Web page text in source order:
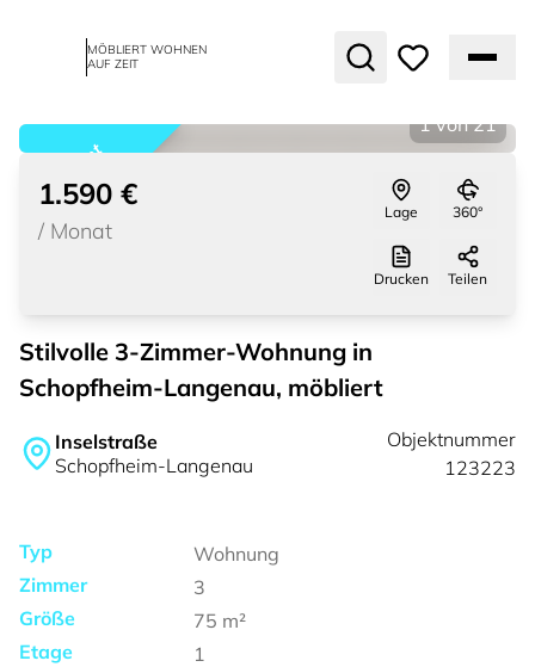
MÖBLIERT WOHNEN
AUF ZEIT
vermietet
1 von 21
1.590 €
/ Monat
Lage 360°
Drucken Teilen
Stilvolle 3-Zimmer-Wohnung in
Schopfheim-Langenau, möbliert
Inselstraße
Schopfheim-Langenau
Objektnummer
123223
Typ
Wohnung
Zimmer
3
Größe
75 m²
Etage
1